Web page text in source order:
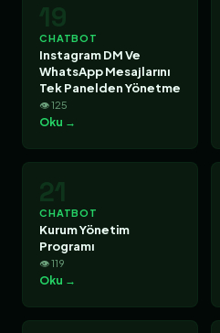
19
CHATBOT
Instagram DM Ve
WhatsApp Mesajlarını
Tek Panelden Yönetme
👁 125
Oku →
21
CHATBOT
Kurum Yönetim
Programı
👁 119
Oku →